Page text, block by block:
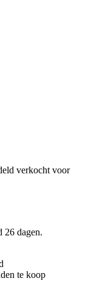
verkocht voor
26 dagen.
te koop